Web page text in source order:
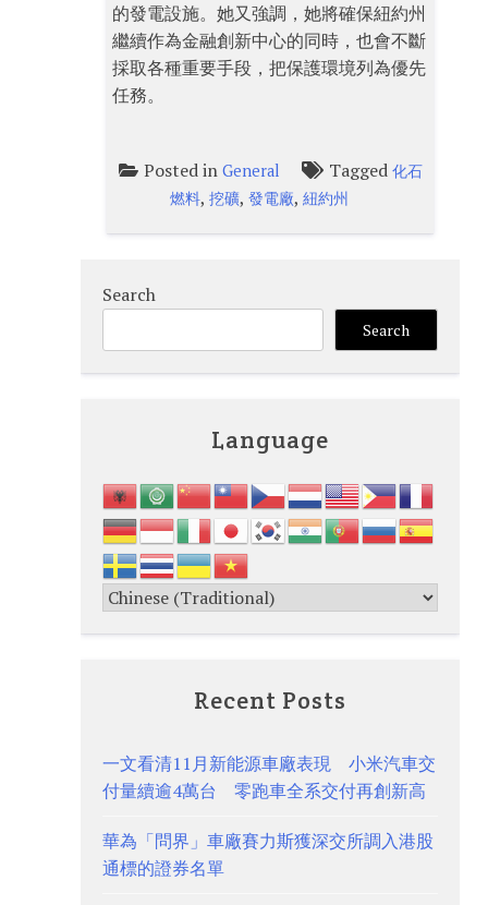
的發電設施。她又強調，她將確保紐約州
繼續作為金融創新中心的同時，也會不斷
採取各種重要手段，把保護環境列為優先
任務。
Posted in General Tagged 化石
燃料,挖礦,發電廠,紐約州
Search
Search
Language
Recent Posts
一文看清11月新能源車廠表現 小米汽車交
付量續逾4萬台 零跑車全系交付再創新高
華為「問界」車廠賽力斯獲深交所調入港股
通標的證券名單